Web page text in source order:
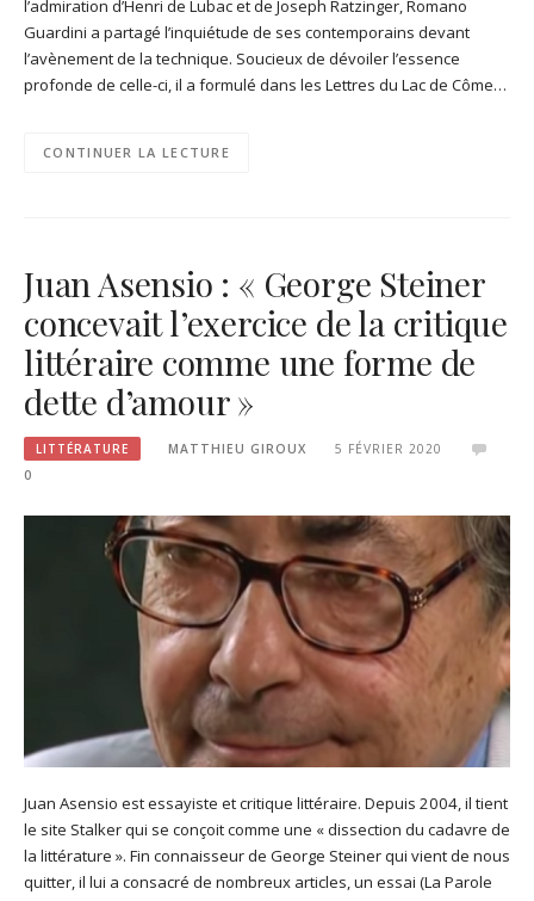
l’admiration d’Henri de Lubac et de Joseph Ratzinger, Romano
Guardini a partagé l’inquiétude de ses contemporains devant
l’avènement de la technique. Soucieux de dévoiler l’essence
profonde de celle-ci, il a formulé dans les Lettres du Lac de Côme…
CONTINUER LA LECTURE
Juan Asensio : « George Steiner
concevait l’exercice de la critique
littéraire comme une forme de
dette d’amour »
LITTÉRATURE MATTHIEU GIROUX
5 FÉVRIER 2020
0
Juan Asensio est essayiste et critique littéraire. Depuis 2004, il tient
le site Stalker qui se conçoit comme une « dissection du cadavre de
la littérature ». Fin connaisseur de George Steiner qui vient de nous
quitter, il lui a consacré de nombreux articles, un essai (La Parole